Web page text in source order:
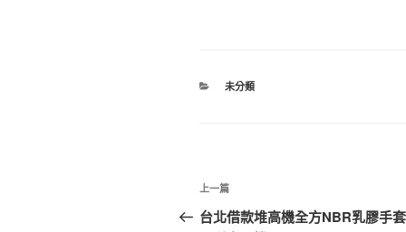
分
未分類
文
章
上
一
上一篇
台北借款堆高機全方NBR乳膠手